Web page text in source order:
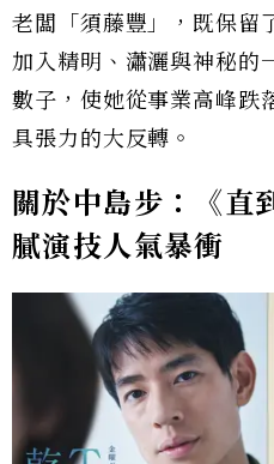
老闆「須藤豐」，既保留
加入精明、瀟灑與神秘的
數子，使她從事業高峰跌
具張力的大反轉。
關於中島步：《直
膩演技人氣暴衝